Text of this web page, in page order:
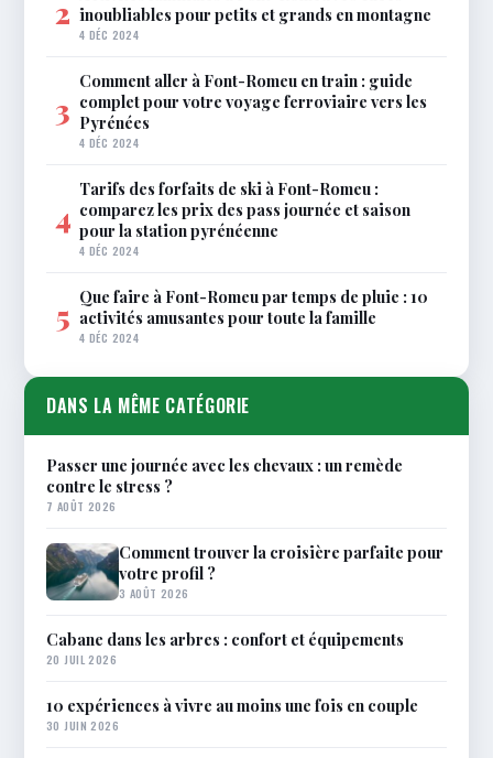
2 inoubliables pour petits et grands en montagne
4 DÉC 2024
3
Comment aller à Font-Romeu en train : guide
complet pour votre voyage ferroviaire vers les
Pyrénées
4 DÉC 2024
4
Tarifs des forfaits de ski à Font-Romeu :
comparez les prix des pass journée et saison
pour la station pyrénéenne
4 DÉC 2024
5 Que faire à Font-Romeu par temps de pluie : 10
activités amusantes pour toute la famille
4 DÉC 2024
DANS LA MÊME CATÉGORIE
Passer une journée avec les chevaux : un remède
contre le stress ?
7 AOÛT 2026
Comment trouver la croisière parfaite pour
votre profil ?
3 AOÛT 2026
Cabane dans les arbres : confort et équipements
20 JUIL 2026
10 expériences à vivre au moins une fois en couple
30 JUIN 2026